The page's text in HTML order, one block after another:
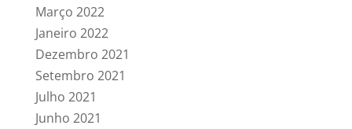
Março 2022
Janeiro 2022
Dezembro 2021
Setembro 2021
Julho 2021
Junho 2021